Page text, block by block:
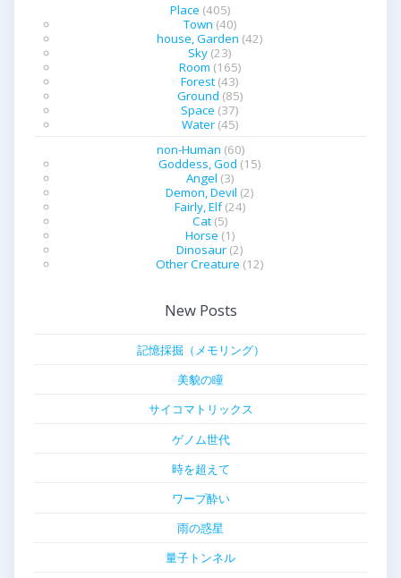
Place (405)
Town (40)
house, Garden (42)
Sky (23)
Room (165)
Forest (43)
Ground (85)
Space (37)
Water(45)
non-Human (60)
Goddess, God (15)
Angel (3)
Demon, Devil (2)
Fairly, Elf(24)
Cat(5)
Horse (1)
Dinosaur (2)
Other Creature (12)
New Posts
記憶採掘（メモリング）
美貌の瞳
サイコマトリックス
ゲノム世代
時を超えて
ワープ酔い
雨の惑星
量子トンネル